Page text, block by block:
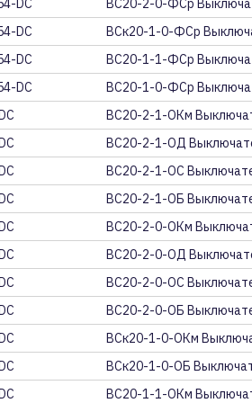
DC
ВС20-2-0-ФСр
DC
ВСк20-1-0-ФСр
DC
ВС20-1-1-ФСр
DC
ВС20-1-0-ФСр
ВС20-2-1-ОКм
ВС20-2-1-ОД
ВС20-2-1-ОС
ВС20-2-1-ОБ
ВС20-2-0-ОКм
ВС20-2-0-ОД
ВС20-2-0-ОС
ВС20-2-0-ОБ
ВСк20-1-0-ОКм
ВСк20-1-0-ОБ
ВС20-1-1-ОКм